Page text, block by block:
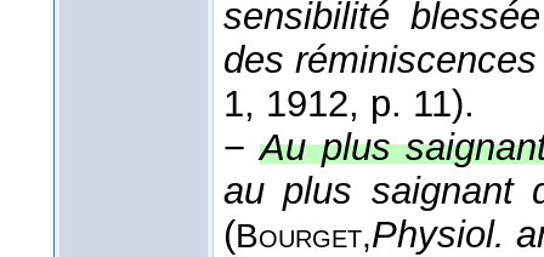
sensibilité
des
1, 1912, p. 11).
−Au plus
au plus saignant
(Bourget,Physiol.